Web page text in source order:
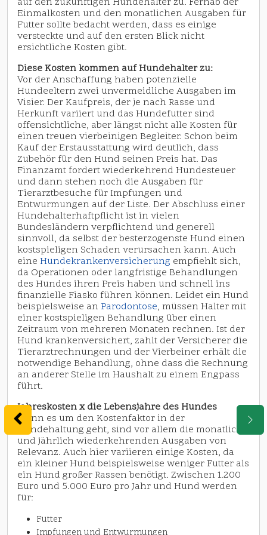
Einmalkosten und den monatlichen Ausgaben für
Futter sollte bedacht werden, dass es einige
versteckte und auf den ersten Blick nicht
ersichtliche Kosten gibt.
Diese Kosten kommen auf Hundehalter zu:
Vor der Anschaffung haben potenzielle
Hundeeltern zwei unvermeidliche Ausgaben im
Visier. Der Kaufpreis, der je nach Rasse und
Herkunft variiert und das Hundefutter sind
offensichtliche, aber längst nicht alle Kosten für
einen treuen vierbeinigen Begleiter. Schon beim
Kauf der Erstausstattung wird deutlich, dass
Zubehör für den Hund seinen Preis hat. Das
Finanzamt fordert wiederkehrend Hundesteuer
und dann stehen noch die Ausgaben für
Tierarztbesuche für Impfungen und
Entwurmungen auf der Liste. Der Abschluss einer
Hundehalterhaftpflicht ist in vielen
Bundesländern verpflichtend und generell
sinnvoll, da selbst der besterzogenste Hund einen
kostspieligen Schaden verursachen kann. Auch
eine Hundekrankenversicherung empfiehlt sich,
da Operationen oder langfristige Behandlungen
des Hundes ihren Preis haben und schnell ins
finanzielle Fiasko führen können. Leidet ein Hund
beispielsweise an Parodontose, müssen Halter mit
einer kostspieligen Behandlung über einen
Zeitraum von mehreren Monaten rechnen. Ist der
Hund krankenversichert, zahlt der Versicherer die
Tierarztrechnungen und der Vierbeiner erhält die
notwendige Behandlung, ohne dass die Rechnung
an anderer Stelle im Haushalt zu einem Engpass
führt.
Jahreskosten x die Lebensjahre des Hundes
Wenn es um den Kostenfaktor in der
Hundehaltung geht, sind vor allem die monatlich
und jährlich wiederkehrenden Ausgaben von
Relevanz. Auch hier variieren einige Kosten, da
ein kleiner Hund beispielsweise weniger Futter als
ein Hund großer Rassen benötigt. Zwischen 1.200
Euro und 5.000 Euro pro Jahr und Hund werden
für:
Futter